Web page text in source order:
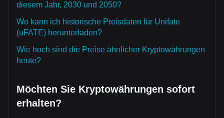
diesem Jahr, 2030 und 2050?
Wo kann ich historische Preisdaten für Unifate
(uFATE) herunterladen?
Wie hoch sind die Preise ähnlicher Kryptowährungen
heute?
Möchten Sie Kryptowährungen sofort
erhalten?